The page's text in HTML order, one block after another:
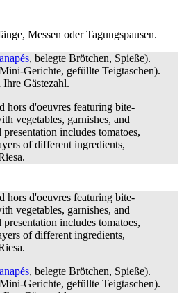
Messen oder Tagungspausen.
, belegte Brötchen, Spieße).
Gerichte, gefüllte Teigtaschen).
Ihre Gästezahl.
, belegte Brötchen, Spieße).
Gerichte, gefüllte Teigtaschen).